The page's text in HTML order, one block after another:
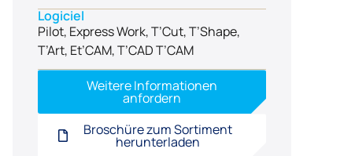
Logiciel
Pilot, Express Work, T’Cut, T’Shape,
T’Art, Et’CAM, T’CAD T’CAM
Weitere Informationen
anfordern
Broschüre zum Sortiment
herunterladen